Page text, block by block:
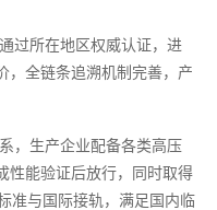
过所在地区权威认证，进
，全链条追溯机制完善，产
，生产企业配备各类高压
性能验证后放行，同时取得
准与国际接轨，满足国内临